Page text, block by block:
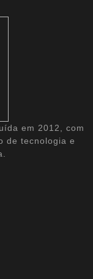
em 2012, com
de tecnologia e